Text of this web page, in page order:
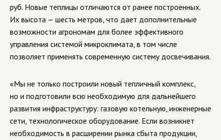
руб. Новые теплицы отличаются от ранее построенных.
Их высота — шесть метров, что дает дополнительные
возможности агрономам для более эффективного
управления системой микроклимата, в том числе
позволяет применять современную систему досвечивания.
«Мы не только построили новый тепличный комплекс,
но и подготовили всю необходимую для дальнейшего
развития инфраструктуру: газовую котельную, инженерные
сети, технологическое оборудование. Если возникнет
необходимость в расширении рынка сбыта продукции,